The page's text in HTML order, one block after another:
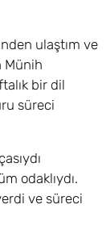
ulaştım ve
Münih
bir dil
süreci
odaklıydı.
ve süreci